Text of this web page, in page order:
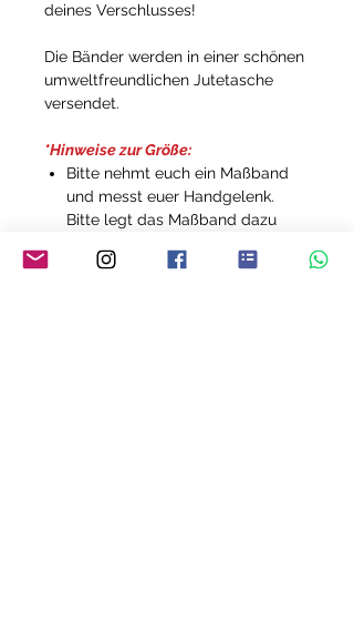
deines Verschlusses!
Die Bänder werden in einer schönen
umweltfreundlichen Jutetasche
versendet.
*Hinweise zur Größe:
Bitte nehmt euch ein Maßband
und messt euer Handgelenk.
Bitte legt das Maßband dazu
Handgelenk.